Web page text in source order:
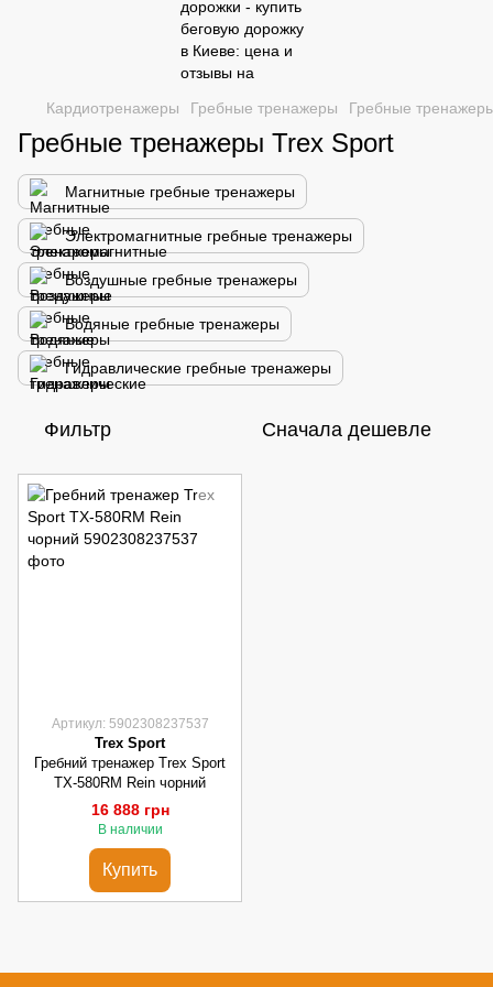
Кардиотренажеры Гребные тренажеры Гребные
Гребные тренажеры Trex Sport
Магнитные гребные тренажеры
Электромагнитные гребные тренажеры
Воздушные гребные тренажеры
Водяные гребные тренажеры
Гидравлические гребные тренажеры
Фильтр Сначала дешевле
Артикул: 5902308237537
Trex Sport
Гребний тренажер Trex Sport
TX-580RM Rein чорний
16 888 грн
В наличии
Купить